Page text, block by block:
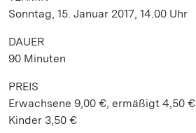
Sonntag, 15. Januar 2017, 14.00 Uhr
DAUER
90 Minuten
PREIS
Erwachsene 9,00 €, ermäßigt 4,50
Kinder 3,50 €